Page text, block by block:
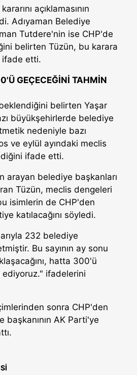
açıklamasının
Adıyaman Belediye
Tutdere'nin ise CHP'de
belirten Tüzün, bu karara
ifade etti.
GEÇECEĞİNİ TAHMİN
belirten Yaşar
büyükşehirlerde belediye
nedeniyle bazı
ve eylül ayındaki meclis
ifade etti.
arayan belediye başkanları
Tüzün, meclis dengeleri
isimlerin de CHP'den
katılacağını söyledi.
232 belediye
Bu sayının ay sonu
hatta 300'ü
ifadelerini
sonra CHP'den
başkanının AK Parti'ye